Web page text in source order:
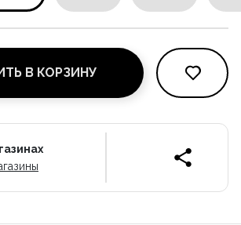
В КОРЗИНУ